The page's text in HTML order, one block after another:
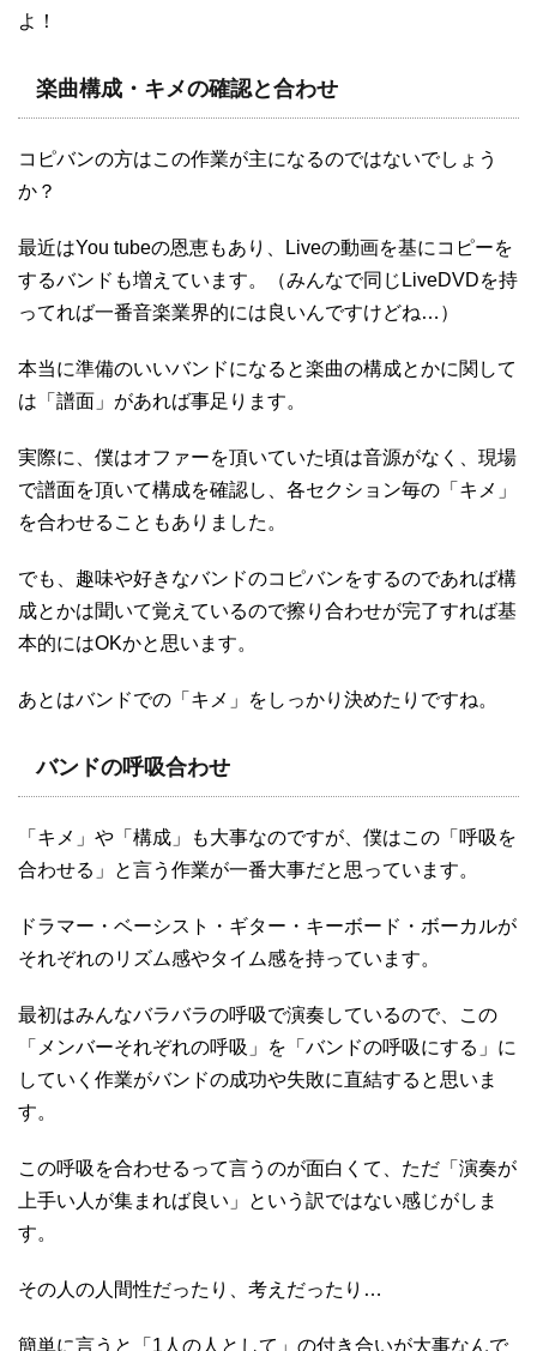
よ！
楽曲構成・キメの確認と合わせ
コピバンの方はこの作業が主になるのではないでしょう
か？
最近はYou tubeの恩恵もあり、Liveの動画を基にコピーを
するバンドも増えています。（みんなで同じLiveDVDを持
ってれば一番音楽業界的には良いんですけどね…）
本当に準備のいいバンドになると楽曲の構成とかに関して
は「譜面」があれば事足ります。
実際に、僕はオファーを頂いていた頃は音源がなく、現場
で譜面を頂いて構成を確認し、各セクション毎の「キメ」
を合わせることもありました。
でも、趣味や好きなバンドのコピバンをするのであれば構
成とかは聞いて覚えているので擦り合わせが完了すれば基
本的にはOKかと思います。
あとはバンドでの「キメ」をしっかり決めたりですね。
バンドの呼吸合わせ
「キメ」や「構成」も大事なのですが、僕はこの「呼吸を
合わせる」と言う作業が一番大事だと思っています。
ドラマー・ベーシスト・ギター・キーボード・ボーカルが
それぞれのリズム感やタイム感を持っています。
最初はみんなバラバラの呼吸で演奏しているので、この
「メンバーそれぞれの呼吸」を「バンドの呼吸にする」に
していく作業がバンドの成功や失敗に直結すると思いま
す。
この呼吸を合わせるって言うのが面白くて、ただ「演奏が
上手い人が集まれば良い」という訳ではない感じがしま
す。
その人の人間性だったり、考えだったり…
簡単に言うと「1人の人として」の付き合いが大事なんで